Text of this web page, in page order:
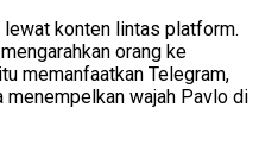
konten lintas platform.
orang ke
memanfaatkan Telegram,
menempelkan wajah Pavlo di